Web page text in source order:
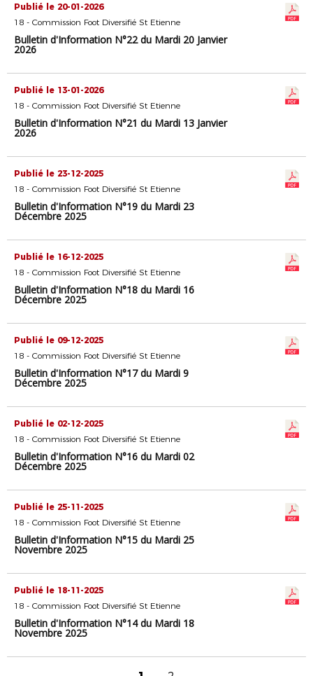
Publié le 20-01-2026
18 - Commission Foot Diversifié St Etienne
Bulletin d'Information N°22 du Mardi 20 Janvier
2026
Publié le 13-01-2026
18 - Commission Foot Diversifié St Etienne
Bulletin d'Information N°21 du Mardi 13 Janvier
2026
Publié le 23-12-2025
18 - Commission Foot Diversifié St Etienne
Bulletin d'Information N°19 du Mardi 23
Décembre 2025
Publié le 16-12-2025
18 - Commission Foot Diversifié St Etienne
Bulletin d'Information N°18 du Mardi 16
Décembre 2025
Publié le 09-12-2025
18 - Commission Foot Diversifié St Etienne
Bulletin d'Information N°17 du Mardi 9
Décembre 2025
Publié le 02-12-2025
18 - Commission Foot Diversifié St Etienne
Bulletin d'Information N°16 du Mardi 02
Décembre 2025
Publié le 25-11-2025
18 - Commission Foot Diversifié St Etienne
Bulletin d'Information N°15 du Mardi 25
Novembre 2025
Publié le 18-11-2025
18 - Commission Foot Diversifié St Etienne
Bulletin d'Information N°14 du Mardi 18
Novembre 2025